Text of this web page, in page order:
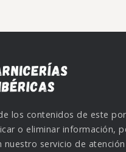
los contenidos de este
o eliminar información,
nuestro servicio de